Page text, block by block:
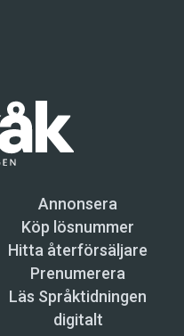
Annonsera
Köp lösnummer
Hitta återförsäljare
Prenumerera
Läs Språktidningen
digitalt